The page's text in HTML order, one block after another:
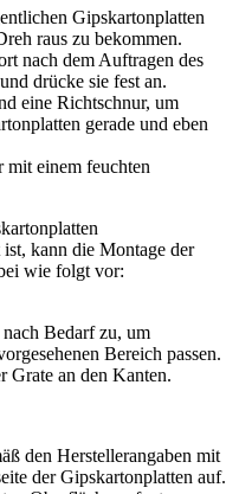
Gipskartonplatten
raus zu bekommen.
nach dem Auftragen des
drücke sie fest an.
eine Richtschnur, um
gerade und eben
mit einem feuchten
kann die Montage der
wie folgt vor:
Bedarf zu, um
Bereich passen.
Grate an den Kanten.
den Herstellerangaben mit
der Gipskartonplatten auf.